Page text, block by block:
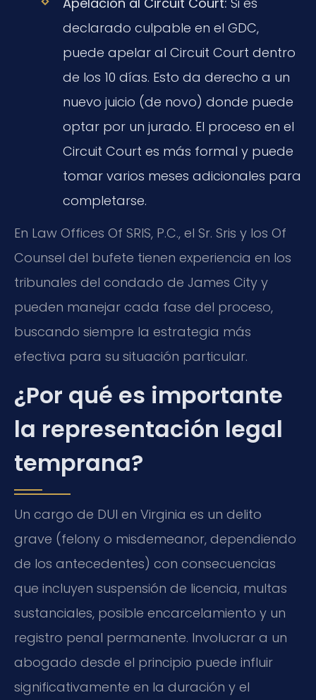
declarado culpable en el GDC,
puede apelar al Circuit Court dentro
de los 10 días. Esto da derecho a un
nuevo juicio (de novo) donde puede
optar por un jurado. El proceso en el
Circuit Court es más formal y puede
tomar varios meses adicionales para
completarse.
En Law Offices Of SRIS, P.C., el Sr. Sris y los Of
Counsel del bufete tienen experiencia en los
tribunales del condado de James City y
pueden manejar cada fase del proceso,
buscando siempre la estrategia más
efectiva para su situación particular.
¿Por qué es importante
la representación legal
temprana?
Un cargo de DUI en Virginia es un delito
grave (felony o misdemeanor, dependiendo
de los antecedentes) con consecuencias
que incluyen suspensión de licencia, multas
sustanciales, posible encarcelamiento y un
registro penal permanente. Involucrar a un
abogado desde el principio puede influir
significativamente en la duración y el